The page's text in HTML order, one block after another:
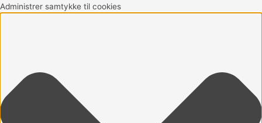
Administrer samtykke til cookies
Funktionsdygtig
Præferencer
Statistikker
Marketing
Gå